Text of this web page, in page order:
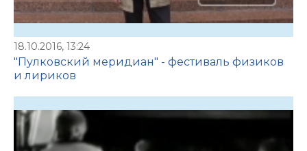
18.10.2016, 13:24
"Пулковский меридиан" - фестиваль физиков
и лириков